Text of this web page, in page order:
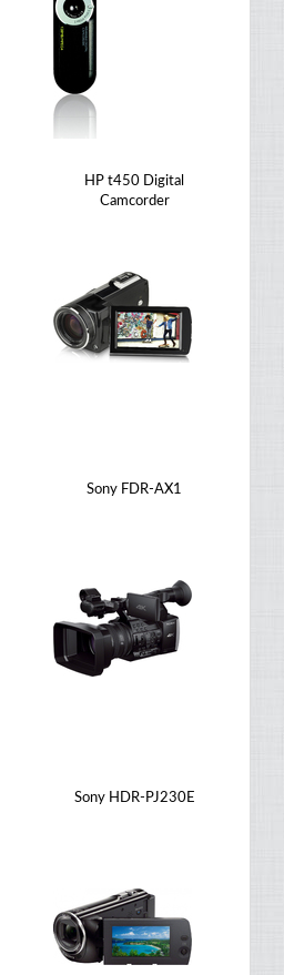
HP t450 Digital
Camcorder
Sony FDR-AX1
Sony HDR-PJ230E